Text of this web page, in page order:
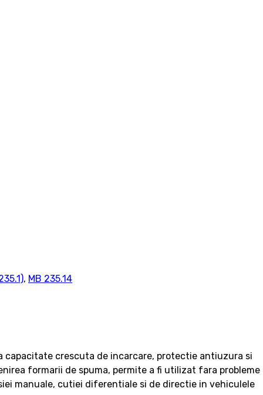
, MB 235.14
capacitate crescuta de incarcare, protectie antiuzura si
formarii de spuma, permite a fi utilizat fara probleme
manuale, cutiei diferentiale si de directie in vehiculele